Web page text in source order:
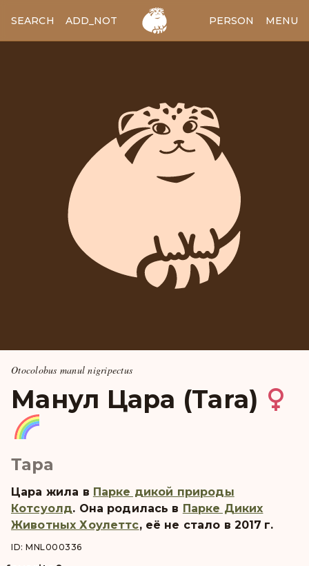
SEARCH ADD_NOTES ADD_IMAGE PERSON MENU
Otocolobus manul nigripectus
Манул Цара (Tara)
Тара
Цара жила в Парке дикой природы
Котсуолд. Она pодилась в Парке Диких
Животных Хоулеттс, её не стало в 2017 г.
ID: MNL000336